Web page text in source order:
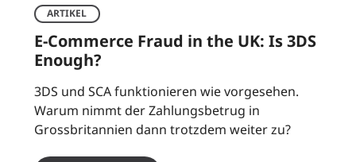
ARTIKEL
E-Commerce Fraud in the UK: Is 3DS
Enough?
3DS und SCA funktionieren wie vorgesehen.
Warum nimmt der Zahlungsbetrug in
Grossbritannien dann trotzdem weiter zu?